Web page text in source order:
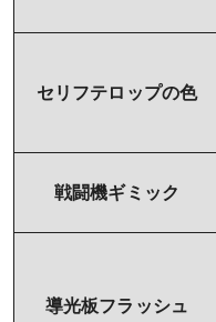
セリフテロップの色
戦闘機ギミック
導光板フラッシュ